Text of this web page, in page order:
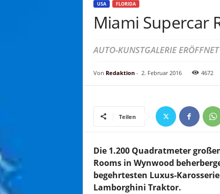
USA FLORIDA
Miami Supercar
AUTO-KUNSTGALERIE
Von Redaktion- 2. Februar 2016 4672
Teilen
Die 1.200 Quadratmeter
Rooms in Wynwood
begehrtesten Luxus-
Lamborghini Traktor.